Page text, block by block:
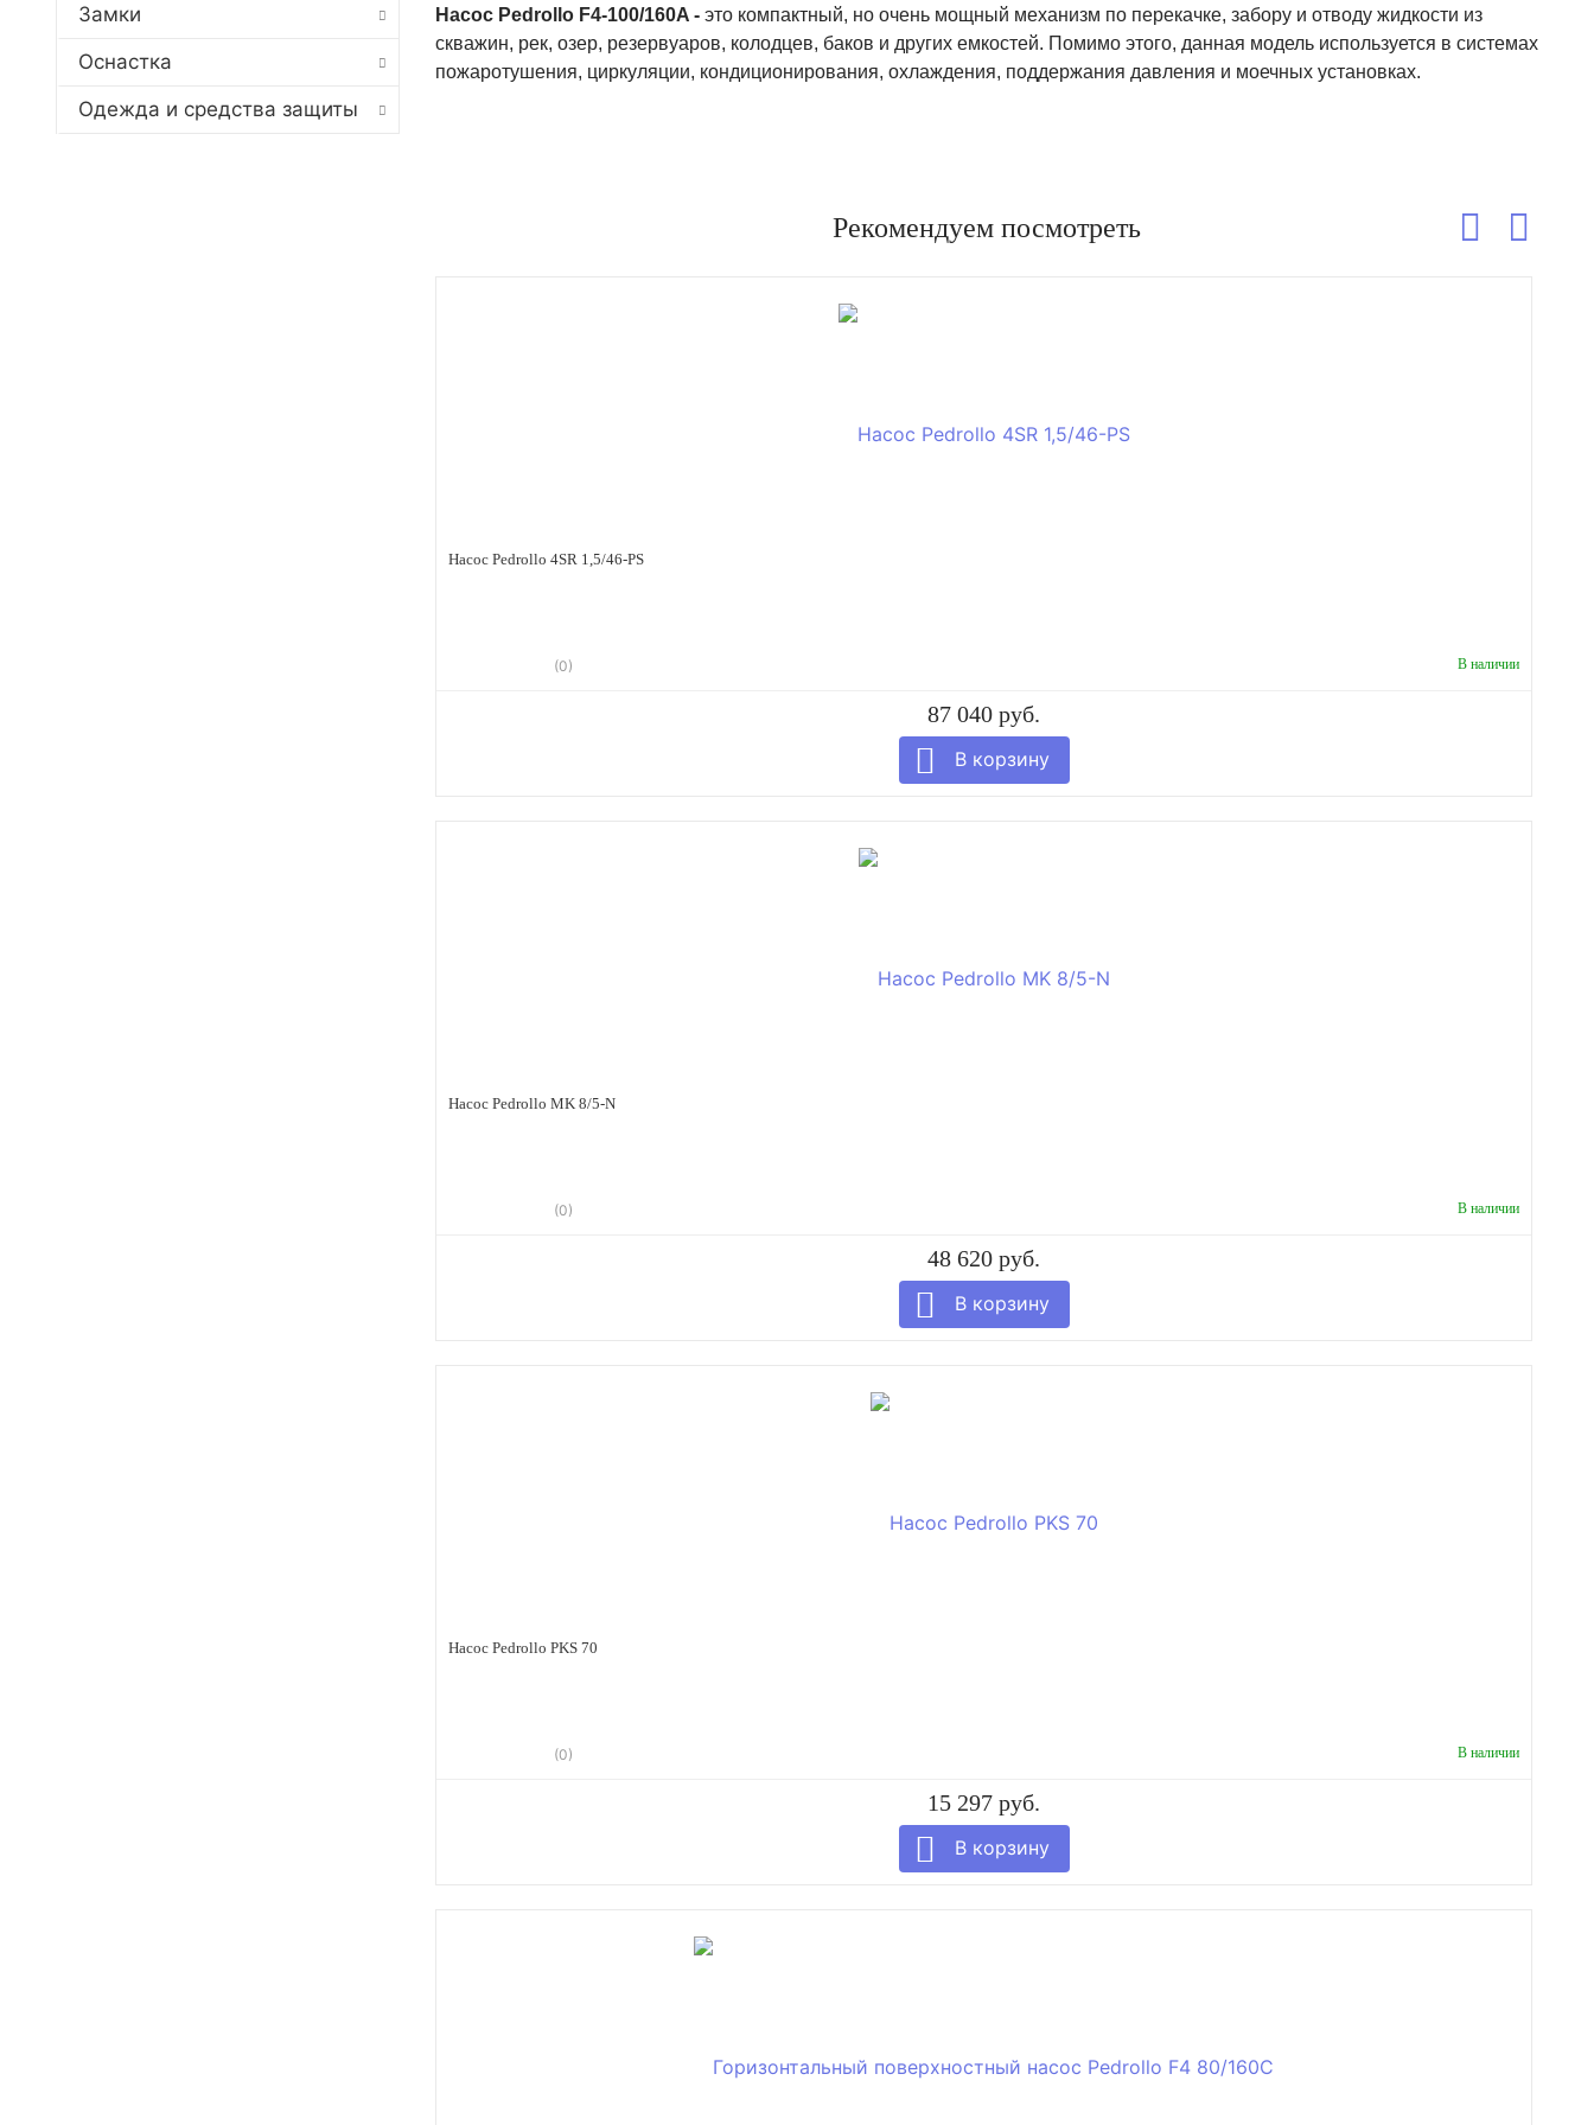
Замки
Оснастка
Одежда и средства защиты
Насос Pedrollo F4-100/160A - это компактный, но очень мощный механизм по перекачке, забору и отводу жидкости из
скважин, рек, озер, резервуаров, колодцев, баков и других емкостей. Помимо этого, данная модель используется в системах
пожаротушения, циркуляции, кондиционирования, охлаждения, поддержания давления и моечных установках.
Рекомендуем посмотреть
Насос Pedrollo 4SR 1,5/46-PS
(0) В наличии
87 040 руб.
Насос Pedrollo MK 8/5-N
(0) В наличии
48 620 руб.
Насос Pedrollo PKS 70
(0) В наличии
15 297 руб.